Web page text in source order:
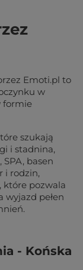
Emoti.pl to
w
formie
szukają
i stadnina,
basen
i rodzin,
które pozwala
wyjazd pełen
- Końska